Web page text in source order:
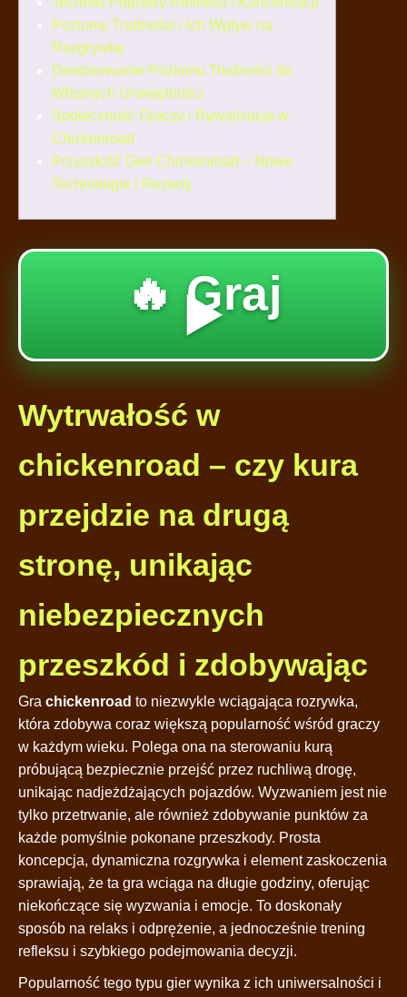
Poziomy Trudności i Ich Wpływ na
Rozgrywkę
Dostosowanie Poziomu Trudności do
Własnych Umiejętności
Społeczność Graczy i Rywalizacja w
Chickenroad
Przyszłość Gier Chickenroad – Nowe
Technologie i Rozwój
🔥 Graj
▶️
Wytrwałość w
chickenroad – czy kura
przejdzie na drugą
stronę, unikając
niebezpiecznych
przeszkód i zdobywając
Gra chickenroad to niezwykle wciągająca rozrywka,
która zdobywa coraz większą popularność wśród graczy
w każdym wieku. Polega ona na sterowaniu kurą
próbującą bezpiecznie przejść przez ruchliwą drogę,
unikając nadjeżdżających pojazdów. Wyzwaniem jest nie
tylko przetrwanie, ale również zdobywanie punktów za
każde pomyślnie pokonane przeszkody. Prosta
koncepcja, dynamiczna rozgrywka i element zaskoczenia
sprawiają, że ta gra wciąga na długie godziny, oferując
niekończące się wyzwania i emocje. To doskonały
sposób na relaks i odprężenie, a jednocześnie trening
refleksu i szybkiego podejmowania decyzji.
Popularność tego typu gier wynika z ich uniwersalności i